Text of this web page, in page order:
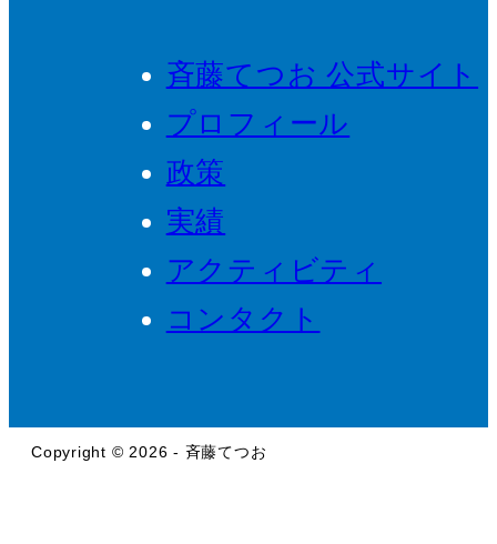
斉藤てつお 公式サイト
プロフィール
政策
実績
アクティビティ
コンタクト
Copyright © 2026 - 斉藤てつお